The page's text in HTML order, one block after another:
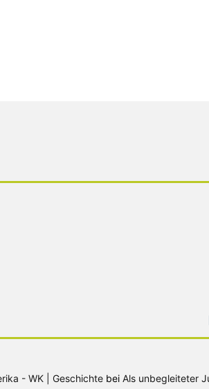
- WK | Geschichte bei Als unbegleiteter